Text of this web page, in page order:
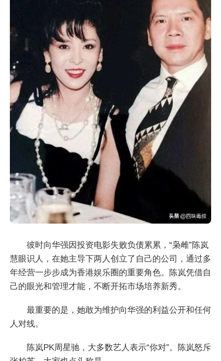
彼时向华强因投资电影失败负债累累，“枭雌”陈岚
慧眼识人，在她主导下两人创立了自己的公司，通过多
年经营一步步成为香港娱乐圈的重要角色。陈岚凭借自
己的眼光和管理才能，不断开拓市场培养新秀。
最重要的是，她敢为维护向华强的利益公开和任何
人对线。
陈岚PK周星驰，大多数艺人表示“你对”。陈岚怒斥